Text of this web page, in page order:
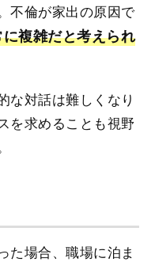
不倫が家出の原因で
複雑だと考えられ
な対話は難しくなり
を求めることも視野
た場合、職場に泊ま